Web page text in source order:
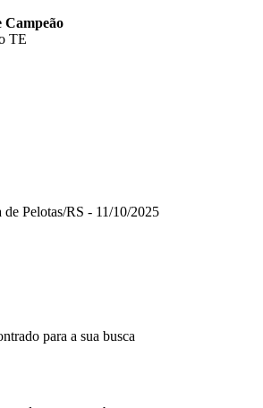
Campeão
TE
Pelotas/RS - 11/10/2025
para a sua busca